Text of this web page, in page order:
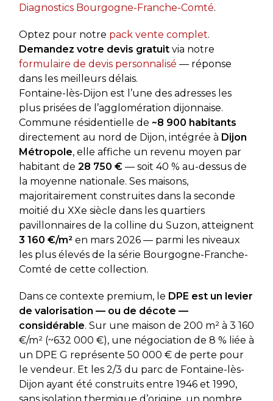
Diagnostics Bourgogne-Franche-Comté.
Optez pour notre pack vente complet.
Demandez votre devis gratuitvia notre
formulaire de devis personnalisé — réponse
dans les meilleurs délais.
Fontaine-lès-Dijon est l’une des adresses les
plus prisées de l’agglomération dijonnaise.
Commune résidentielle de ~8 900 habitants
directement au nord de Dijon, intégrée à Dijon
Métropole, elle affiche un revenu moyen par
habitant de 28 750 €— soit 40 % au-dessus de
la moyenne nationale. Ses maisons,
majoritairement construites dans la seconde
moitié du XXe siècle dans les quartiers
pavillonnaires de la colline du Suzon, atteignent
3 160 €/m²en mars 2026 — parmi les niveaux
les plus élevés de la série Bourgogne-Franche-
Comté de cette collection.
Dans ce contexte premium, le DPE est un levier
de valorisation — ou de décote —
considérable. Sur une maison de 200 m² à 3 160
€/m² (~632 000 €), une négociation de 8 % liée à
un DPE G représente 50 000 € de perte pour
le vendeur. Et les 2/3 du parc de Fontaine-lès-
Dijon ayant été construits entre 1946 et 1990,
sans isolation thermique d’origine, un nombre